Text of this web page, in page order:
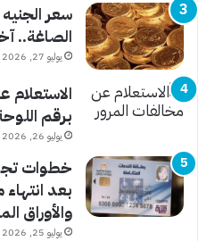
سعر
الصاغة..
يوليو 27, 2026
برقم
يوليو 26, 2026
خطوات
بعد
والأوراق
يوليو 25, 2026